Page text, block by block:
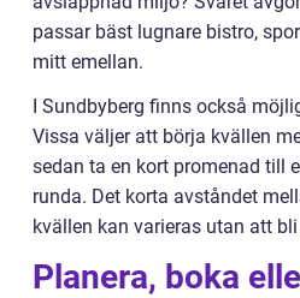
passar bäst lugnare bistro,
mitt emellan.
I Sundbyberg finns också
Vissa väljer att börja kvällen
sedan ta en kort promenad till
runda. Det korta avståndet
kvällen kan varieras utan att
Planera, boka